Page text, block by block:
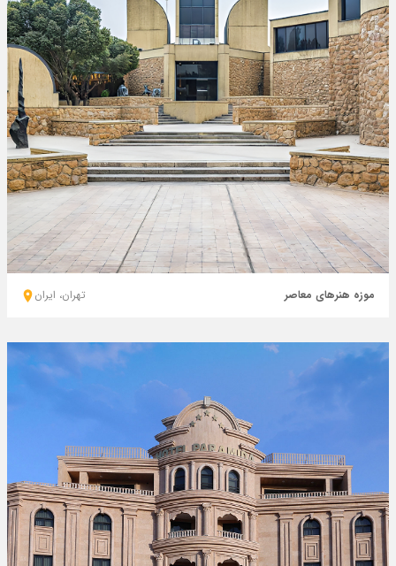
موزه هنرهای معاصر تهران، ايران